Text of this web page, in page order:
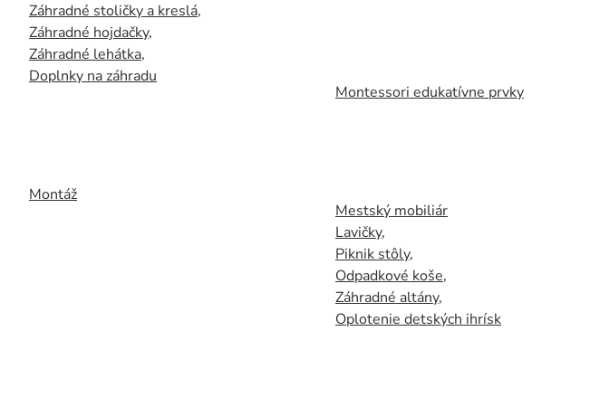
Záhradné stoličky a kreslá,
Záhradné hojdačky,
Záhradné lehátka,
Doplnky na záhradu
Montáž
Montessori edukatívne prvky
Mestský mobiliár
Lavičky,
Piknik stôly,
Odpadkové koše,
Záhradné altány,
Oplotenie detských ihrísk